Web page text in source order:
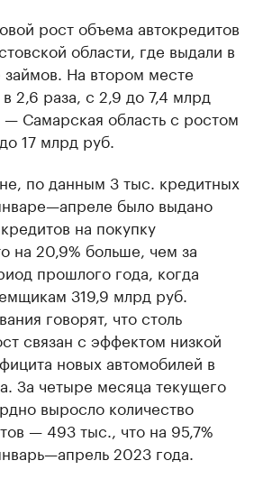
рост объема автокредитов
области, где выдали в
На втором месте
2,6 раза, с 2,9 до 7,4 млрд
— Самарская область с ростом
17 млрд руб.
по данным 3 тыс. кредитных
было выдано
на покупку
на 20,9% больше, чем за
прошлого года, когда
319,9 млрд руб.
говорят, что столь
связан с эффектом низкой
новых автомобилей в
За четыре месяца текущего
выросло количество
— 493 тыс., что на 95,7%
2023 года.